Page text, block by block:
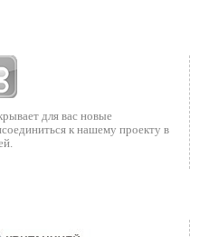
для вас новые
к нашему проекту в